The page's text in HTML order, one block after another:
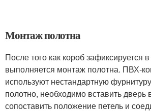
Монтаж полотна
После того как короб зафиксируется
выполняется монтаж полотна. ПВХ-
используют нестандартную
полотно, необходимо вставить дверь
сопоставить положение петель и